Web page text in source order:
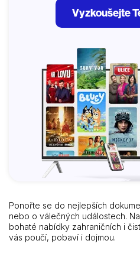
Vyzkoušejte
Ponořte se do nejlepších
nebo o válečných událostech.
bohaté nabídky zahraničních i
vás poučí, pobaví i dojmou.